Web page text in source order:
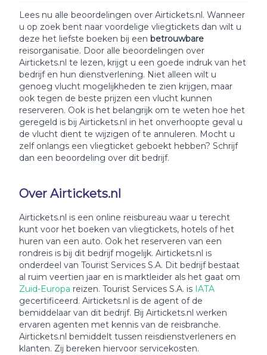
Lees nu alle beoordelingen over Airtickets.nl. Wanneer
u op zoek bent naar voordelige vliegtickets dan wilt u
deze het liefste boeken bij een betrouwbare
reisorganisatie. Door alle beoordelingen over
Airtickets.nl te lezen, krijgt u een goede indruk van het
bedrijf en hun dienstverlening. Niet alleen wilt u
genoeg vlucht mogelijkheden te zien krijgen, maar
ook tegen de beste prijzen een vlucht kunnen
reserveren. Ook is het belangrijk om te weten hoe het
geregeld is bij Airtickets.nl in het onverhoopte geval u
de vlucht dient te wijzigen of te annuleren. Mocht u
zelf onlangs een vliegticket geboekt hebben? Schrijf
dan een beoordeling over dit bedrijf.
Over Airtickets.nl
Airtickets.nl is een online reisbureau waar u terecht
kunt voor het boeken van vliegtickets, hotels of het
huren van een auto. Ook het reserveren van een
rondreis is bij dit bedrijf mogelijk. Airtickets.nl is
onderdeel van Tourist Services S.A. Dit bedrijf bestaat
al ruim veertien jaar en is marktleider als het gaat om
Zuid-Europa reizen. Tourist Services S.A. is IATA
gecertificeerd. Airtickets.nl is de agent of de
bemiddelaar van dit bedrijf. Bij Airtickets.nl werken
ervaren agenten met kennis van de reisbranche.
Airtickets.nl bemiddelt tussen reisdienstverleners en
klanten. Zij bereken hiervoor servicekosten.